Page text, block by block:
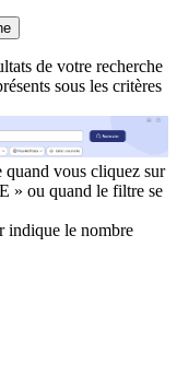
de votre recherche
sous les critères
quand vous cliquez sur
» ou quand le filtre se
indique le nombre